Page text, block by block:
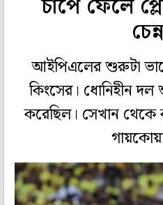
চাপে ফেলে
আইপিএলের শুরুটা
কিংসের। ধোনিহীন দল
করেছিল। সেখান